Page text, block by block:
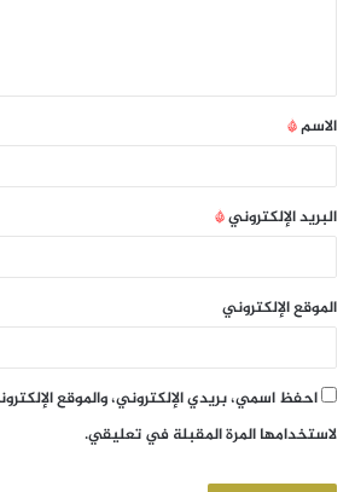
الاسم*
البريد الإلكتروني*
الموقع الإلكتروني
احفظ اسمي، بريدي الإلكتروني، والموقع
لاستخدامها المرة المقبلة في تعليقي.